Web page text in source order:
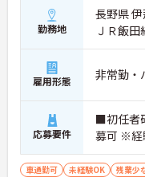
勤務地
長野県
ＪＲ飯
雇用形態 非常勤・
応募要件
■初任者
募可 ※経
車通勤可 未経験OK 残業少